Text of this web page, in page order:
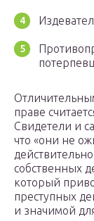
праве
Свидетели и
что «они не
собственных
который
преступных
и значимой